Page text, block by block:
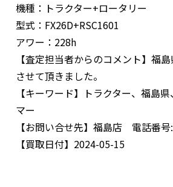
機種：トラクター+ロータリー
型式：FX26D+RSC1601
アワー：228h
【査定担当者からのコメント】 福
させて頂きました。
【キーワード】
トラクター、福島
マー
【お問い合せ先】 福島店 電話番号
【買取日付】 2024-05-15